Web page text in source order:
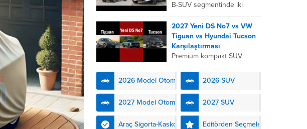
deneyimi, motor...
B-SUV segmentinde iki
önemli oyuncu olan 2027
Toyota Yaris
Cross ve Peugeot 2008,
farklı mühendislik
felsefeleriyle kullanıcıların
hibrit teknolojisindeki
uzmanlığını...
2027 Yeni DS No7 vs VW
Tiguan vs Hyundai Tucson
Karşılaştırması
Premium kompakt SUV
isteyen 2027 DS No7,
kendinden şarjlı hibrit
teknolojisiyle buluşturuyor.
DS Automobiles’in yeni...
2026 Model Otomobiller 2026 SUV
2027 Model Otomobiller 2027 SUV
Araç Sigorta-Kasko Editörden Seçmeler